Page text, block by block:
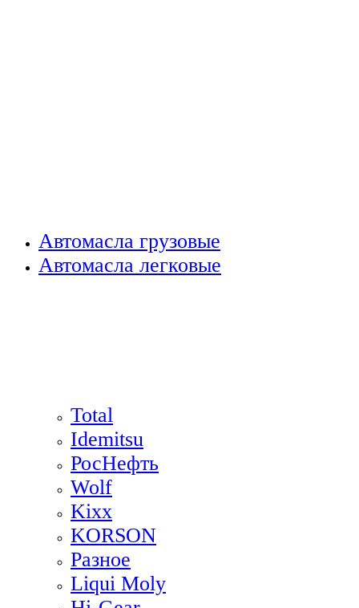
Автомасла грузовые
Автомасла легковые
Total
Idemitsu
РосНефть
Wolf
Kixx
KORSON
Разное
Liqui Moly